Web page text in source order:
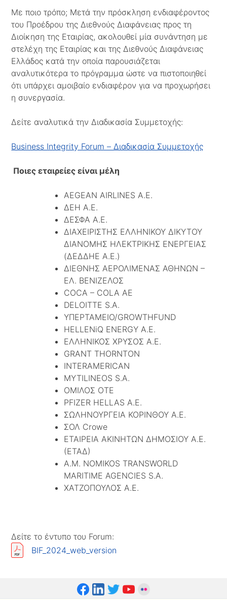
Με ποιο τρόπο; Μετά την πρόσκληση ενδιαφέροντος
του Προέδρου της Διεθνούς Διαφάνειας προς τη
Διοίκηση της Εταιρίας, ακολουθεί μία συνάντηση με
στελέχη της Εταιρίας και της Διεθνούς Διαφάνειας
Ελλάδος κατά την οποία παρουσιάζεται
αναλυτικότερα το πρόγραμμα ώστε να πιστοποιηθεί
ότι υπάρχει αμοιβαίο ενδιαφέρον για να προχωρήσει
η συνεργασία.
Δείτε αναλυτικά την Διαδικασία Συμμετοχής:
Business Integrity Forum – Διαδικασία Συμμετοχής
Ποιες εταιρείες είναι μέλη
AEGEAN AIRLINES A.E.
ΔΕΗ Α.Ε.
ΔΕΣΦΑ Α.Ε.
ΔΙΑΧΕΙΡΙΣΤΗΣ ΕΛΛΗΝΙΚΟΥ ΔΙΚΥΤΟΥ
ΔΙΑΝΟΜΗΣ ΗΛΕΚΤΡΙΚΗΣ ΕΝΕΡΓΕΙΑΣ
(ΔΕΔΔΗΕ A.E.)
ΔΙΕΘΝΗΣ ΑΕΡΟΛΙΜΕΝΑΣ ΑΘΗΝΩΝ –
ΕΛ. ΒΕΝΙΖΕΛΟΣ
COCA – COLA ΑΕ
DELOITTE S.A.
ΥΠΕΡΤΑΜΕΙΟ/GROWTHFUND
HELLENiQ ENERGY Α.Ε.
ΕΛΛΗΝΙΚΟΣ ΧΡΥΣΟΣ Α.Ε.
GRANT THORNTON
INTERAMERICAN
MYTILINEOS S.A.
ΟΜΙΛΟΣ ΟΤΕ
PFIZER HELLAS A.E.
ΣΩΛΗΝΟΥΡΓΕΙΑ ΚΟΡΙΝΘΟΥ Α.Ε.
ΣΟΛ Crowe
ΕΤΑΙΡΕΙΑ ΑΚΙΝΗΤΩΝ ΔΗΜΟΣΙΟΥ Α.Ε.
(ΕΤΑΔ)
A.M. NOMIKOS TRANSWORLD
MARITIME AGENCIES S.A.
ΧΑΤΖΟΠΟΥΛΟΣ Α.Ε.
Δείτε το έντυπο του Forum:
BIF_2024_web_version